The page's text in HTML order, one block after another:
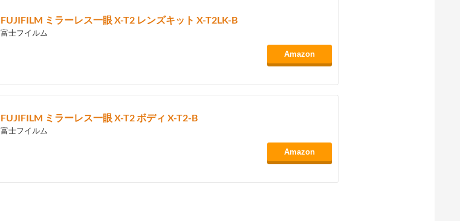
FUJIFILM ミラーレス一眼 X-T2 レンズキット X-T2LK-B
富士フイルム
Amazon
FUJIFILM ミラーレス一眼 X-T2 ボディ X-T2-B
富士フイルム
Amazon